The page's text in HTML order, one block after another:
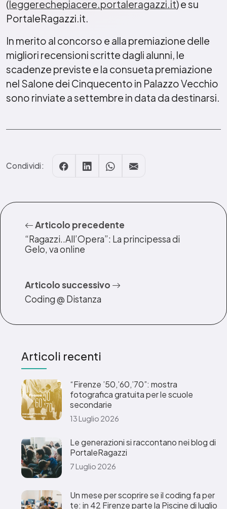
(leggerechepiacere.portaleragazzi.it) e su
PortaleRagazzi.it.
In merito al concorso e alla premiazione delle
migliori recensioni scritte dagli alunni, le
scadenze previste e la consueta premiazione
nel Salone dei Cinquecento in Palazzo Vecchio
sono rinviate a settembre in data da destinarsi.
Condividi:
Articolo precedente
“Ragazzi..All’Opera”: La principessa di
Gelo, va online
Articolo successivo
Coding @ Distanza
Articoli recenti
“Firenze ’50,’60,’70”: mostra
fotografica gratuita per le scuole
secondarie
13 Luglio 2026
Le generazioni si raccontano nei blog di
PortaleRagazzi
7 Luglio 2026
Un mese per scoprire se il coding fa per
te: in 42 Firenze parte la Piscine di luglio